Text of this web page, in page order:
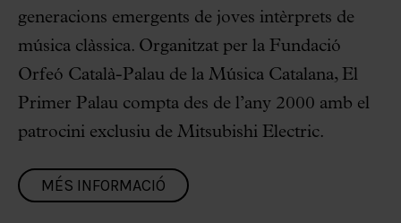
generacions emergents de joves intèrprets de
música clàssica. Organitzat per la Fundació
Orfeó Català-Palau de la Música Catalana, El
Primer Palau compta des de l’any 2000 amb el
patrocini exclusiu de Mitsubishi Electric.
MÉS INFORMACIÓ